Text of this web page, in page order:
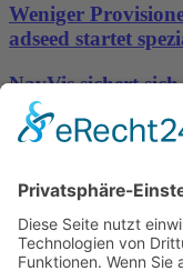
Weniger
adseed startet
NavVis sichert
D-
physische KI
Impressum
Datenschutz